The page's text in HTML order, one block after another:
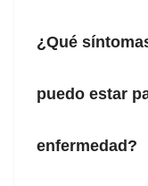
¿Qué
puedo estar
enfermedad?